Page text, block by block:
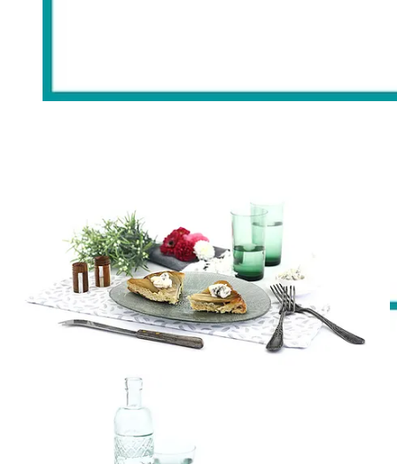
Desayuno de la semana:Bizcocho de naranja
Mediodía: Ensalada de tomate |
Merienda: Fruta variada